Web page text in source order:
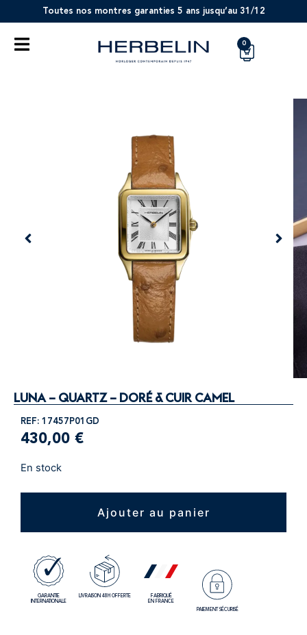
Toutes nos montres garanties 5 ans jusqu’au 31/12
0
LUNA – QUARTZ – DORÉ & CUIR CAMEL
REF: 17457P01GD
430,00 €
En stock
Ajouter au panier
GARANTIE
INTERNATIONALE
LIVRAISON 48H OFFERTE
FABRIQUÉ
EN FRANCE
PAIEMENT SÉCURISÉ